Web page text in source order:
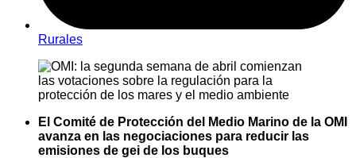
Rurales
El Comité de Protección del Medio Marino de la OMI
avanza en las negociaciones para reducir las
emisiones de gei de los buques